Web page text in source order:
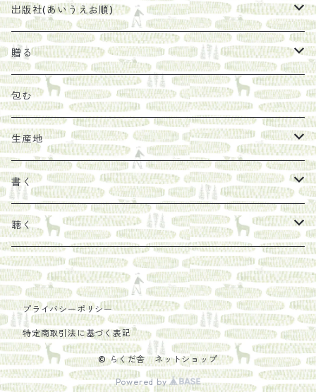
太山寺珈琲焙煎室
塩
オリーブオイル
その他
マスコバド糖
しょうがパウダー
野菜・果物
新しょうが
レモン
石けん
ヘチマたわし
陶器
馬目隆宏
絵
タンブラー
刊行から時間が経ったけれど、長く売り続けたい一冊
贈り物に勧めたい絵本
紀伊半島ブックマルシェ関連本
らくだ舎出帆室の参考本など
新刊では販売しづらくなった本を巡らせて
古本や自由価格本から探す
出版社(あいうえお順)
らくだ舎出帆室
リトルプレス
mario books
タイドラー
Sakumag
地下BOOKS
疋田千里
PHILOSOPHIA
椋本悠哉
海外出版社
古本
あ行
明石書店
赤々舎
亜紀書房
あさやけ出版
か行
偕成社
笠間書院
柏書房
さ行
里山社
た行
贈る
包装
ギフトセット
カレンダー
カップ
ステッカー
包む
生産地
色川
そこそこ農園
農家民泊JUGEM
だものみち
安田農園
フィリピン
パレスチナ
インドネシア
メキシコ
書く
カムワッカ
らくだ舎
ポストカード
聴く
里
COLECTIVO ALTEPE
プライバシーポリシー
特定商取引法に基づく表記
© らくだ舎 ネットショップ
Powered by